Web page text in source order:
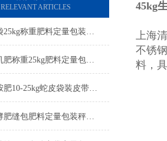
RELEVANT ARTICLES
磷肥大袋25kg称重肥料定量包装秤打包机简介
羊粪有机肥称重25kg肥料定量包装秤工厂生产
肥料二胺肥10-25kg蛇皮袋装皮带输送定量包装秤厂家
15kg发酵肥缝包肥料定量包装秤简介
45kg
上海
不锈
料，